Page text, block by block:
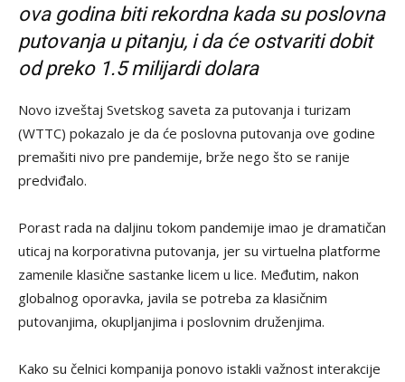
ova godina biti rekordna kada su poslovna
putovanja u pitanju, i da će ostvariti dobit
od preko 1.5 milijardi dolara
Novo izveštaj Svetskog saveta za putovanja i turizam
(WTTC) pokazalo je da će poslovna putovanja ove godine
premašiti nivo pre pandemije, brže nego što se ranije
predviđalo.
Porast rada na daljinu tokom pandemije imao je dramatičan
uticaj na korporativna putovanja, jer su virtuelna platforme
zamenile klasične sastanke licem u lice. Međutim, nakon
globalnog oporavka, javila se potreba za klasičnim
putovanjima, okupljanjima i poslovnim druženjima.
Kako su čelnici kompanija ponovo istakli važnost interakcije